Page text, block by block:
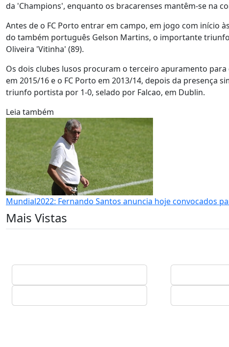
da 'Champions', enquanto os bracarenses mantêm-se na
Antes de o FC Porto entrar em campo, em jogo com início
do também português Gelson Martins, o importante
Oliveira 'Vitinha' (89).
Os dois clubes lusos procuram o terceiro apuramento
em 2015/16 e o FC Porto em 2013/14, depois da presença
triunfo portista por 1-0, selado por Falcao, em Dublin.
Leia também
Mundial2022: Fernando Santos anuncia hoje convocados
Mais Vistas